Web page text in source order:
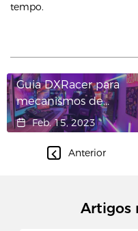
tempo.
Anterior
Guia DXRacer para
mecanismos de
inclinação
convencionais e
multifuncionais
Feb. 15, 2023
Artigos